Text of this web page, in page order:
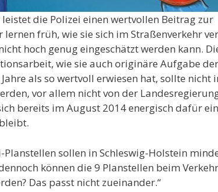
die Polizei einen wertvollen Beitrag zur
lernen früh, wie sie sich im Straßenverkehr
hoch genug eingeschätzt werden kann.
wie sie auch originäre Aufgabe
als so wertvoll erwiesen hat, sollte nicht
vor allem nicht von der
bereits im August 2014 energisch dafür
Planstellen sollen in Schleswig-Holstein
können die 9 Planstellen beim
Das passt nicht zueinander.“